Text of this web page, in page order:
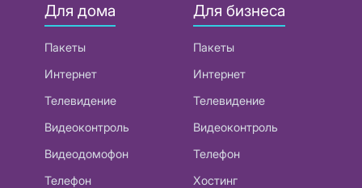
Для дома
Пакеты
Интернет
Телевидение
Видеоконтроль
Видеодомофон
Телефон
Для бизнеса
Пакеты
Интернет
Телевидение
Видеоконтроль
Телефон
Хостинг